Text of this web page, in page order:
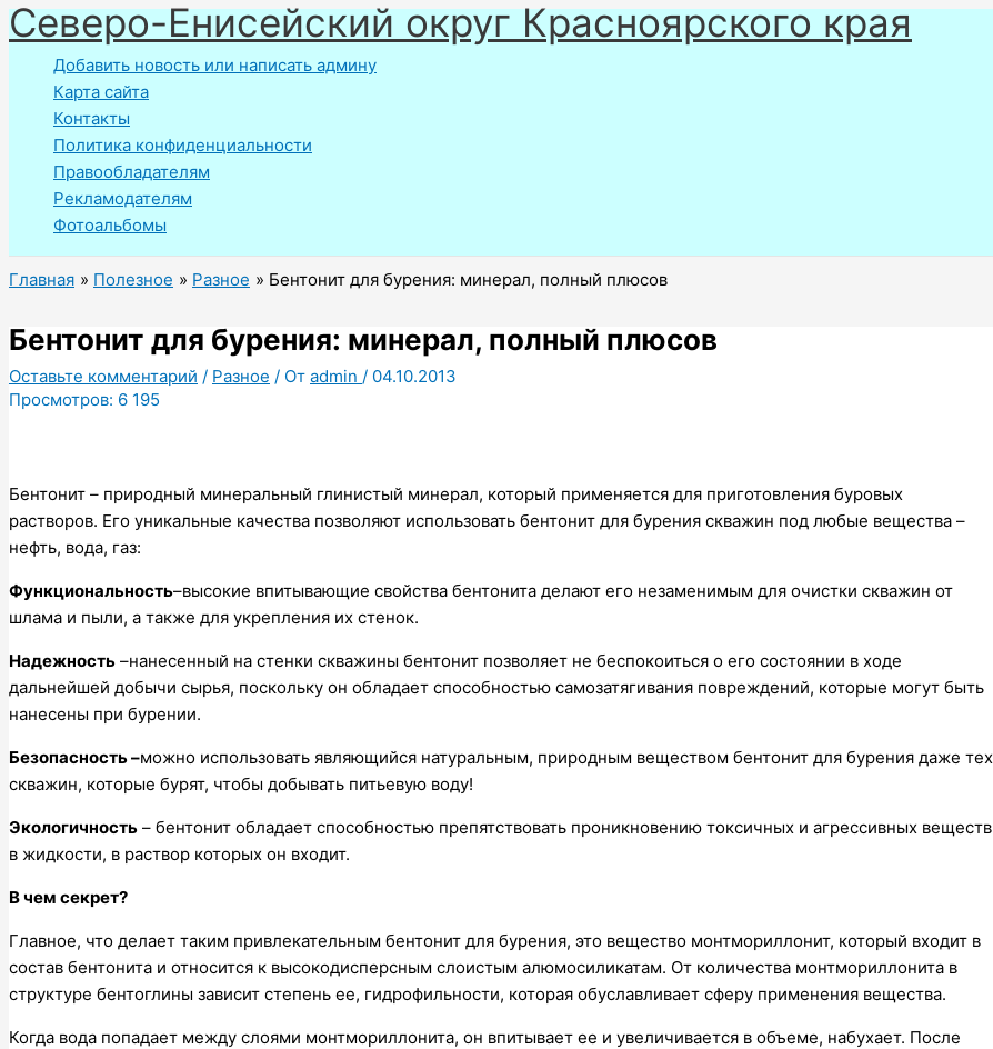
Перейти
к
содержимому
Северо-Енисейский округ Красноярского края
Добавить новость или написать админу
Карта сайта
Контакты
Политика конфиденциальности
Правообладателям
Рекламодателям
Фотоальбомы
Главная Полезное Разное Бентонит для бурения: минерал, полный плюсов
Бентонит для бурения: минерал, полный плюсов
Оставьте комментарий / Разное / От admin / 04.10.2013
Просмотров: 6 195
Бентонит – природный минеральный глинистый минерал, который применяется для приготовления буровых
растворов. Его уникальные качества позволяют использовать бентонит для бурения скважин под любые вещества –
нефть, вода, газ:
Функциональность–высокие впитывающие свойства бентонита делают его незаменимым для очистки скважин от
шлама и пыли, а также для укрепления их стенок.
Надежность –нанесенный на стенки скважины бентонит позволяет не беспокоиться о его состоянии в ходе
дальнейшей добычи сырья, поскольку он обладает способностью самозатягивания повреждений, которые могут быть
нанесены при бурении.
Безопасность –можно использовать являющийся натуральным, природным веществом бентонит для бурения даже тех
скважин, которые бурят, чтобы добывать питьевую воду!
Экологичность – бентонит обладает способностью препятствовать проникновению токсичных и агрессивных веществ
в жидкости, в раствор которых он входит.
В чем секрет?
Главное, что делает таким привлекательным бентонит для бурения, это вещество монтмориллонит, который входит в
состав бентонита и относится к высокодисперсным слоистым алюмосиликатам. От количества монтмориллонита в
структуре бентоглины зависит степень ее, гидрофильности, которая обуславливает сферу применения вещества.
Когда вода попадает между слоями монтмориллонита, он впитывает ее и увеличивается в объеме, набухает. После